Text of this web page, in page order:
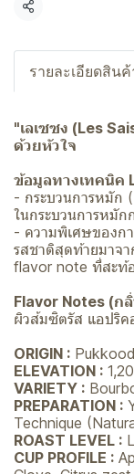
แชร์
รายละเอียดสินค้
"เลเซซง (Les
ด้วยหัวใจ
ข้อมูลทางเทคนิค
- กระบวนการหมัก
ในกระบวนการหมั
- ความพิเศษของก
รสชาติสุดท้ายมาจ
flavor note ที่สะท้
Flavor Notes (ก
ผิวส้มซิตรัส แอปริ
ORIGIN :
ELEVATION :
VARIETY :
PREPARATION :
Technique
ROAST LEVEL :
CUP PROFILE :